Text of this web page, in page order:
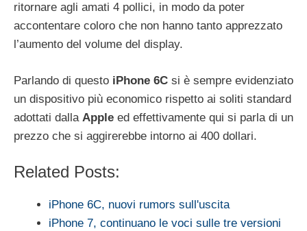
ritornare agli amati 4 pollici, in modo da poter
accontentare coloro che non hanno tanto apprezzato
l’aumento del volume del display.
Parlando di questo iPhone 6C si è sempre evidenziato
un dispositivo più economico rispetto ai soliti standard
adottati dalla Apple ed effettivamente qui si parla di un
prezzo che si aggirerebbe intorno ai 400 dollari.
Related Posts:
iPhone 6C, nuovi rumors sull'uscita
iPhone 7, continuano le voci sulle tre versioni